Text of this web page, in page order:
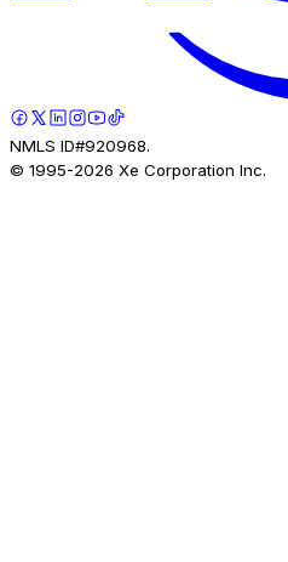
NMLS ID#920968.
© 1995-2026 Xe Corporation Inc.